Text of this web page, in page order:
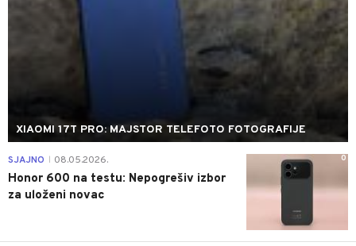
XIAOMI 17T PRO: MAJSTOR TELEFOTO FOTOGRAFIJE
0
SJAJNO 08.05.2026.
Honor 600 na testu: Nepogrešiv izbor
za uloženi novac